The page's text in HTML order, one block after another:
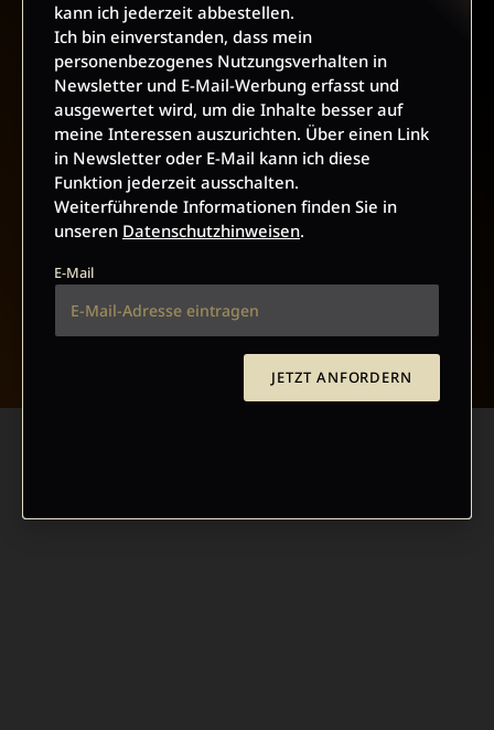
ABO ONLINE KÜNDIGEN
NACH OBEN
kann ich jederzeit abbestellen.
Ich bin einverstanden, dass mein
personenbezogenes Nutzungsverhalten in
Newsletter und E-Mail-Werbung erfasst und
ausgewertet wird, um die Inhalte besser auf
meine Interessen auszurichten. Über einen Link
in Newsletter oder E-Mail kann ich diese
Funktion jederzeit ausschalten.
Weiterführende Informationen finden Sie in
unseren Datenschutzhinweisen.
E-Mail
JETZT ANFORDERN